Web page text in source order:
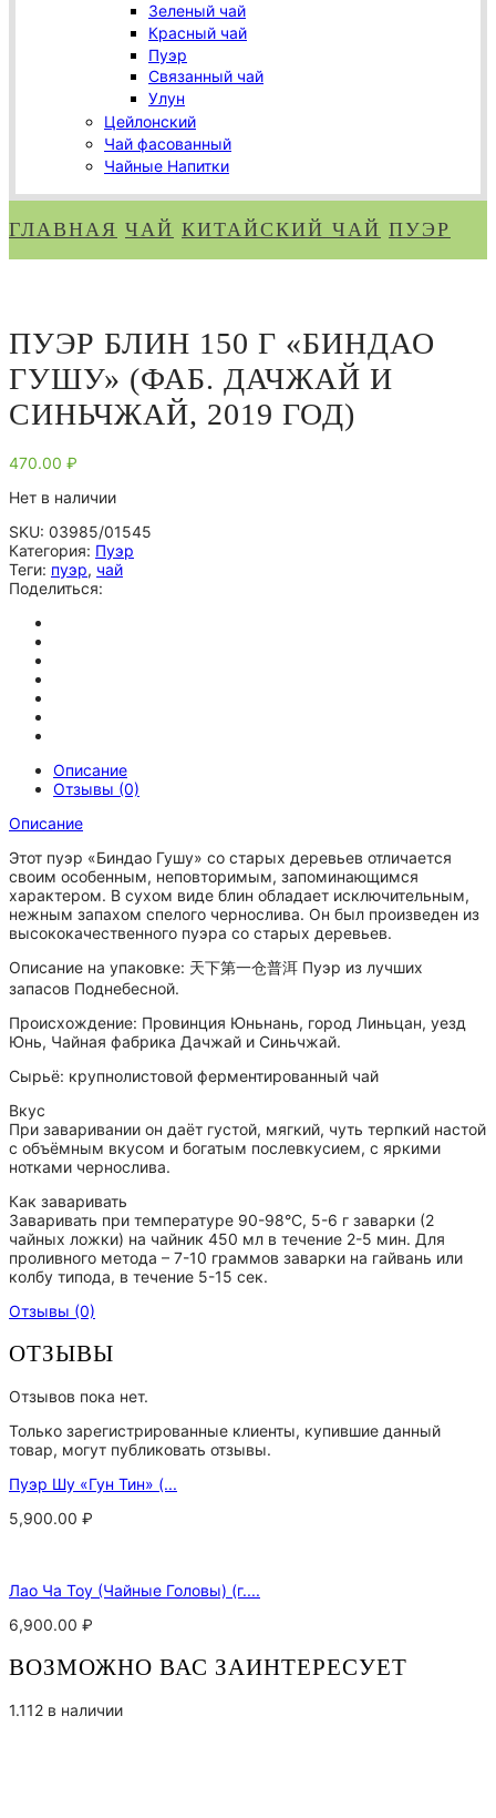
Зеленый чай
Красный чай
Пуэр
Связанный чай
Улун
Цейлонский
Чай фасованный
Чайные Напитки
ГЛАВНАЯ ЧАЙ КИТАЙСКИЙ ЧАЙ ПУЭР
ПУЭР БЛИН 150 Г «БИНДАО
ГУШУ» (ФАБ. ДАЧЖАЙ И
СИНЬЧЖАЙ, 2019 ГОД)
470.00 ₽
Нет в наличии
SKU: 03985/01545
Категория: Пуэр
Теги: пуэр, чай
Поделиться:
Описание
Отзывы (0)
Описание
Этот пуэр «Биндао Гушу» со старых деревьев отличается
своим особенным, неповторимым, запоминающимся
характером. В сухом виде блин обладает исключительным,
нежным запахом спелого чернослива. Он был произведен из
высококачественного пуэра со старых деревьев.
Описание на упаковке: 天下第一仓普洱 Пуэр из лучших
запасов Поднебесной.
Происхождение: Провинция Юньнань, город Линьцан, уезд
Юнь, Чайная фабрика Дачжай и Синьчжай.
Сырьё: крупнолистовой ферментированный чай
Вкус
При заваривании он даёт густой, мягкий, чуть терпкий настой
с объёмным вкусом и богатым послевкусием, с яркими
нотками чернослива.
Как заваривать
Заваривать при температуре 90-98°C, 5-6 г заварки (2
чайных ложки) на чайник 450 мл в течение 2-5 мин. Для
проливного метода – 7-10 граммов заварки на гайвань или
колбу типода, в течение 5-15 сек.
Отзывы (0)
ОТЗЫВЫ
Отзывов пока нет.
Только зарегистрированные клиенты, купившие данный
товар, могут публиковать отзывы.
Пуэр Шу «Гун Тин» (...
5,900.00 ₽
Лао Ча Тоу (Чайные Головы) (г....
6,900.00 ₽
ВОЗМОЖНО ВАС ЗАИНТЕРЕСУЕТ
1.112 в наличии